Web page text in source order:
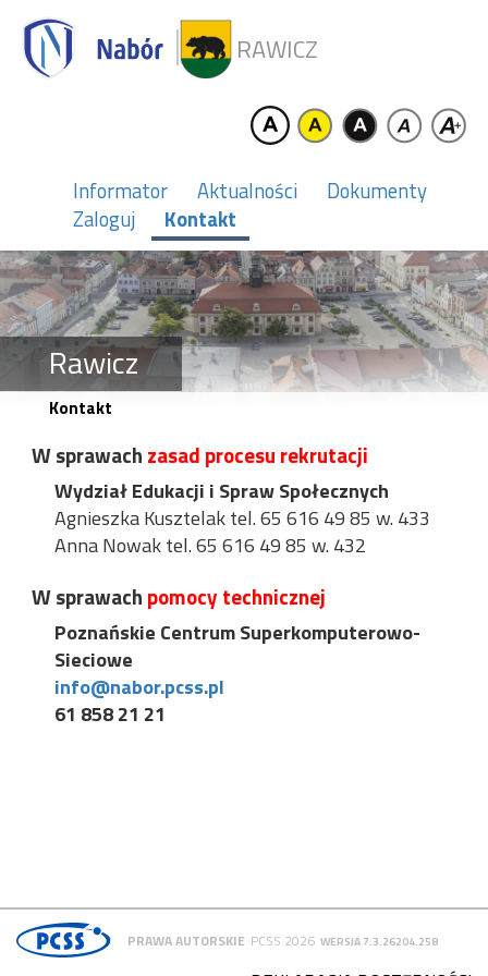
RAWICZ
Informator Aktualności
Dokumenty
Zaloguj
Kontakt
Rawicz
Kontakt
W sprawach zasad procesu rekrutacji
Wydział Edukacji i Spraw Społecznych
Agnieszka Kusztelak tel. 65 616 49 85 w. 433
Anna Nowak tel. 65 616 49 85 w. 432
W sprawach pomocy technicznej
Poznańskie Centrum Superkomputerowo-
Sieciowe
info@nabor.pcss.pl
61 858 21 21
PRAWA AUTORSKIE PCSS 2026 WERSJA 7.3.26204.258